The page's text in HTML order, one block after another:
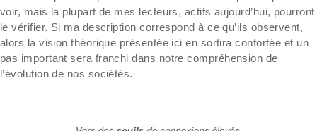
voir, mais la plupart de mes lecteurs, actifs aujourd’hui, pourront
le vérifier. Si ma description correspond à ce qu’ils observent,
alors la vision théorique présentée ici en sortira confortée et un
pas important sera franchi dans notre compréhension de
l’évolution de nos sociétés.